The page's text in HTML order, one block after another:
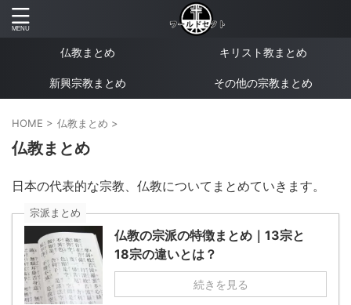
仏教まとめ キリスト教まとめ
新興宗教まとめ その他の宗教まとめ
HOME > 仏教まとめ >
仏教まとめ
日本の代表的な宗教、仏教についてまとめていきます。
宗派まとめ
仏教の宗派の特徴まとめ｜13宗と
18宗の違いとは？
続きを見る